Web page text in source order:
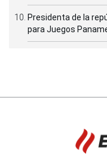
Presidenta de la
para Juegos